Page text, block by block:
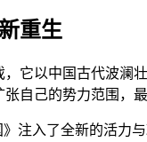
重生
，它以中国古代波
自己的势力范围，
注入了全新的活力